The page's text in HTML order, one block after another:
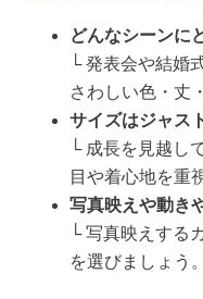
どんなシーンに
└ 発表会や結婚
さわしい色・丈
サイズはジャス
└ 成長を見越し
目や着心地を重
写真映えや動き
└ 写真映えする
を選びましょう。